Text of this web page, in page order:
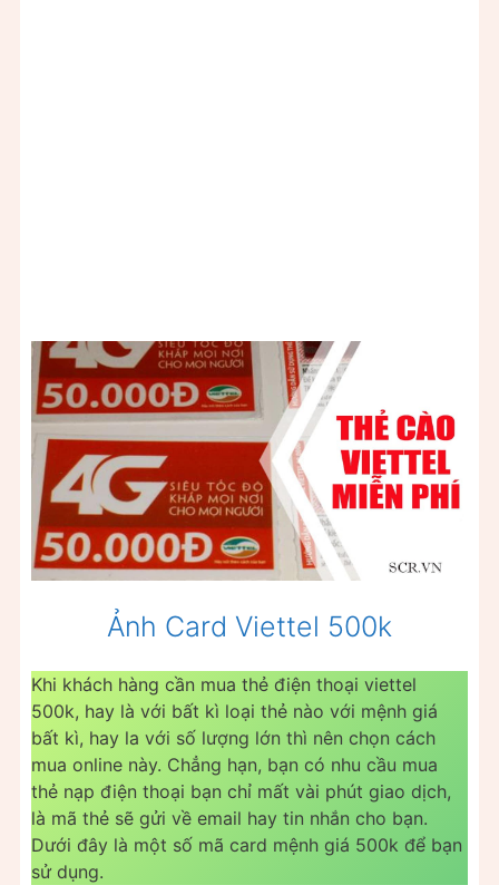
Ảnh Card Viettel 500k
Khi khách hàng cần mua thẻ điện thoại viettel
500k, hay là với bất kì loại thẻ nào với mệnh giá
bất kì, hay la với số lượng lớn thì nên chọn cách
mua online này. Chẳng hạn, bạn có nhu cầu mua
thẻ nạp điện thoại bạn chỉ mất vài phút giao dịch,
là mã thẻ sẽ gửi về email hay tin nhắn cho bạn.
Dưới đây là một số mã card mệnh giá 500k để bạn
sử dụng.